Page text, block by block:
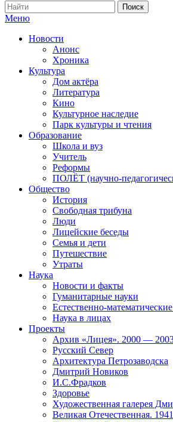
Меню
Новости
Анонс
Хроника
Культура
Дом актёра
Литература
Кино
Культурное наследие
Парк культуры и чтения
Образование
Школа и вуз
Учитель
Реформы
ПОЛЁТ (научно-
Общество
История
Свободная трибуна
Люди
Лицейские беседы
Семья и дети
Путешествие
Утраты
Наука
Новости и факты
Гуманитарные науки
Естественно-
Наука в лицах
Проекты
Архив «Лицея». 2000 —
Русский Север
Архитектура Петрозаводска
Дмитрий Новиков
И.С.Фрадков
Здоровье
Художественная галерея
Великая Отечественная.